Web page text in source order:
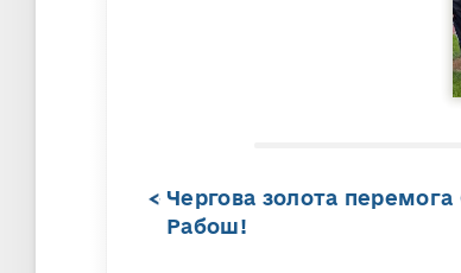
Чергова золота перемога
Рабош!